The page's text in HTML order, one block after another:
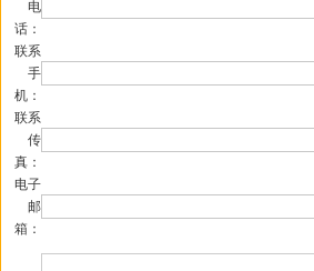
电
话：
联系
手
机：
联系
传
真：
电子
邮
箱：